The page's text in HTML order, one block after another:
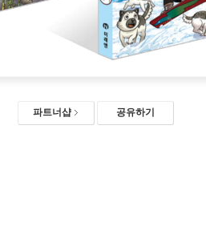
파트너샵 공유하기